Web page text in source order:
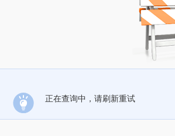
正在查询中，请刷新重试